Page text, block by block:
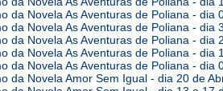
da Novela As Aventuras de Poliana - dia
da Novela As Aventuras de Poliana - dia
da Novela As Aventuras de Poliana - dia
da Novela As Aventuras de Poliana - dia
da Novela As Aventuras de Poliana - dia
da Novela Amor Sem Igual - dia 20 de